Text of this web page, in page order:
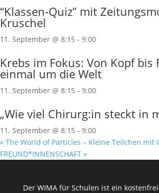
“Klassen‐Quiz” mit
Kruschel
11. September @ 8:15 - 9:00
Krebs im Fokus: Von Kopf bis
einmal um die Welt
11. September @ 8:15 - 9:00
„Wie viel Chirurg:in steckt in
11. September @ 8:15 - 9:00
« The World of Particles – Kleine Teilchen mit
FREUND*INNENSCHAFT »
Der WIMA für Schulen ist ein